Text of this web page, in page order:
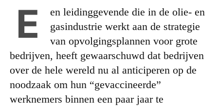
E
en leidinggevende die in de olie- en
gasindustrie werkt aan de strategie
van opvolgingsplannen voor grote
bedrijven, heeft gewaarschuwd dat bedrijven
over de hele wereld nu al anticiperen op de
noodzaak om hun “gevaccineerde”
werknemers binnen een paar jaar te